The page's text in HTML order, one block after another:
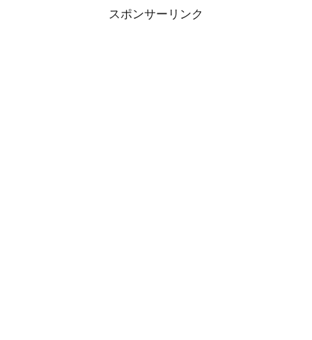
スポンサーリンク